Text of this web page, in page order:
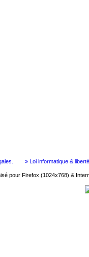
» Loi informatique &
pour Firefox (1024x768) &